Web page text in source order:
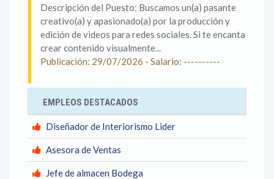
Descripción del Puesto: Buscamos un(a) pasante
creativo(a) y apasionado(a) por la producción y
edición de videos para redes sociales. Si te encanta
crear contenido visualmente...
Publicación: 29/07/2026 - Salario: ----------
EMPLEOS DESTACADOS
Diseñador de Interiorismo Lider
Asesora de Ventas
Jefe de almacen Bodega